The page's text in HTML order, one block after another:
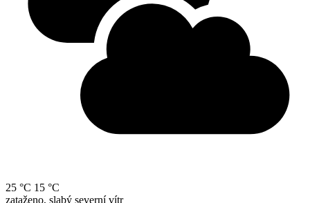
25 °C 15 °C
zataženo, slabý severní vítr